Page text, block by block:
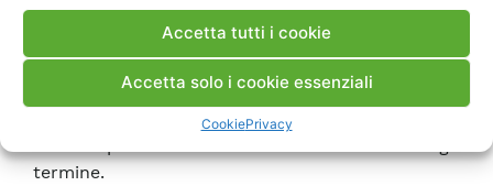
Accetta tutti i cookie
Accetta solo i cookie essenziali
CookiePrivacy
Dams”. Questo articolo presenta una panoramica
dei problemi relativi a questo tipo di dighe ed
possono offrire per la valutazione della loro
sicurezza e per identificare gli interventi più
termine.